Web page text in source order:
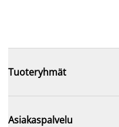
Tuoteryhmät
Asiakaspalvelu